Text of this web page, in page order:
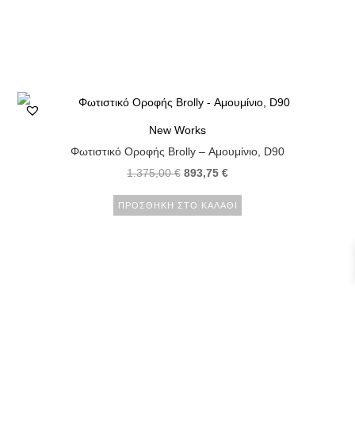
New Works
Φωτιστικό Οροφής Brolly – Αμουμίνιο, D90
1.375,00€ 893,75 €
ΠΡΟΣΘΉΚΗ ΣΤΟ ΚΑΛΆΘΙ